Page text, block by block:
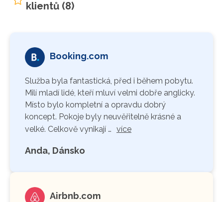
klientů (8)
Booking.com
Služba byla fantastická, před i během pobytu.
Milí mladí lidé, kteří mluví velmi dobře anglicky.
Místo bylo kompletní a opravdu dobrý
koncept. Pokoje byly neuvěřitelně krásné a
velké. Celkově vynikají … více
Anda, Dánsko
Airbnb.com